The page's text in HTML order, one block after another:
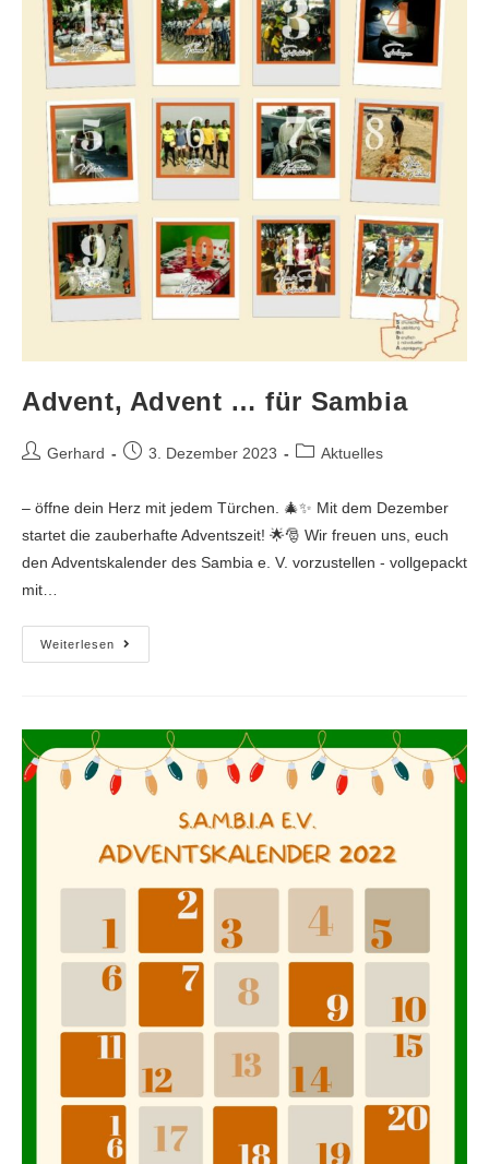
Advent, Advent … für Sambia
Gerhard 3. Dezember 2023 Aktuelles
– öffne dein Herz mit jedem Türchen. 🎄✨ Mit dem Dezember
startet die zauberhafte Adventszeit! 🌟🎅 Wir freuen uns, euch
den Adventskalender des Sambia e. V. vorzustellen - vollgepackt
mit…
Weiterlesen